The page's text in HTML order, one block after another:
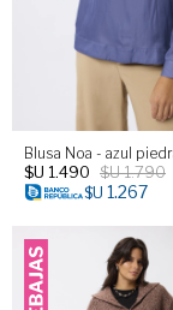
Blusa Noa - azul
$U 1.490 $U1.790
$U 1.267